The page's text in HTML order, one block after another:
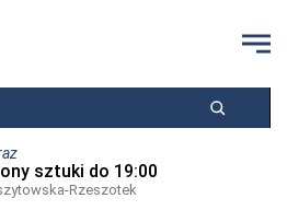
sztuki do 19:00
Rzeszotek